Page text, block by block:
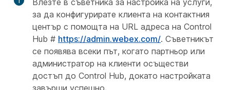
Влезте в съветника за настройка на услуги,
за да конфигурирате клиента на контактния
център с помощта на URL адреса на Control
Hub # https://admin.webex.com/. Съветникът
се появява всеки път, когато партньор или
администратор на клиенти осъществи
достъп до Control Hub, докато настройката
завърши успешно.